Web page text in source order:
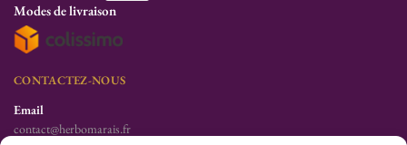
Modes de livraison
CONTACTEZ-NOUS
Email
contact@herbomarais.fr